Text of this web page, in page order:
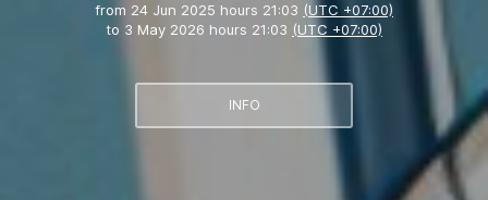
from 24 Jun 2025 hours 21:03 (UTC +07:00)
to 3 May 2026 hours 21:03 (UTC +07:00)
INFO